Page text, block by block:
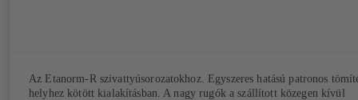
Az Etanorm-R szivattyúsorozatokhoz. Egyszeres hatású patronos
helyhez kötött kialakításban. A nagy rugók a szállított közegen kívül